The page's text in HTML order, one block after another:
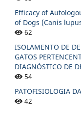
Efficacy of
of Dogs (Canis
62
ISOLAMENTO DE
GATOS
DIAGNÓSTICO DE
54
PATOFISIOLOGIA
42